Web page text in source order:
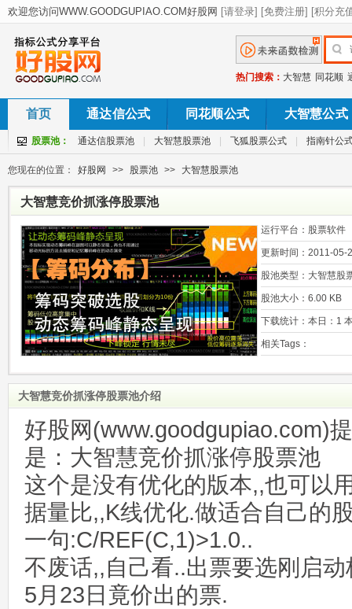
热门搜索： 大智慧 同花顺
首页 通达信公式 同花顺公式 大智慧公式
股票池： 通达信股票池 大智慧股票池 飞狐股票公式 指南针公
您现在的位置： 好股网 >> 股票池 >> 大智慧股票池
大智慧竞价抓涨停股票池
运行平台： 股票软件
更新时间： 2011-05-
股池类型： 大智慧股
股池大小： 6.00 KB
下载统计： 本日：1
相关Tags：
大智慧竞价抓涨停股票池介绍
好股网(www.goodgupiao.com)
是：大智慧竞价抓涨停股票池
这个是没有优化的版本,,也可以
据量比,,K线优化.做适合自己的
一句:C/REF(C,1)>1.0..
不废话,,自己看..出票要选刚启
5月23日竟价出的票.